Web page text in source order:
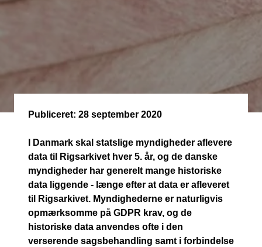
Publiceret: 28 september 2020
I Danmark skal statslige myndigheder aflevere
data til Rigsarkivet hver 5. år, og de danske
myndigheder har generelt mange historiske
data liggende - længe efter at data er afleveret
til Rigsarkivet. Myndighederne er naturligvis
opmærksomme på GDPR krav, og de
historiske data anvendes ofte i den
verserende sagsbehandling samt i forbindelse